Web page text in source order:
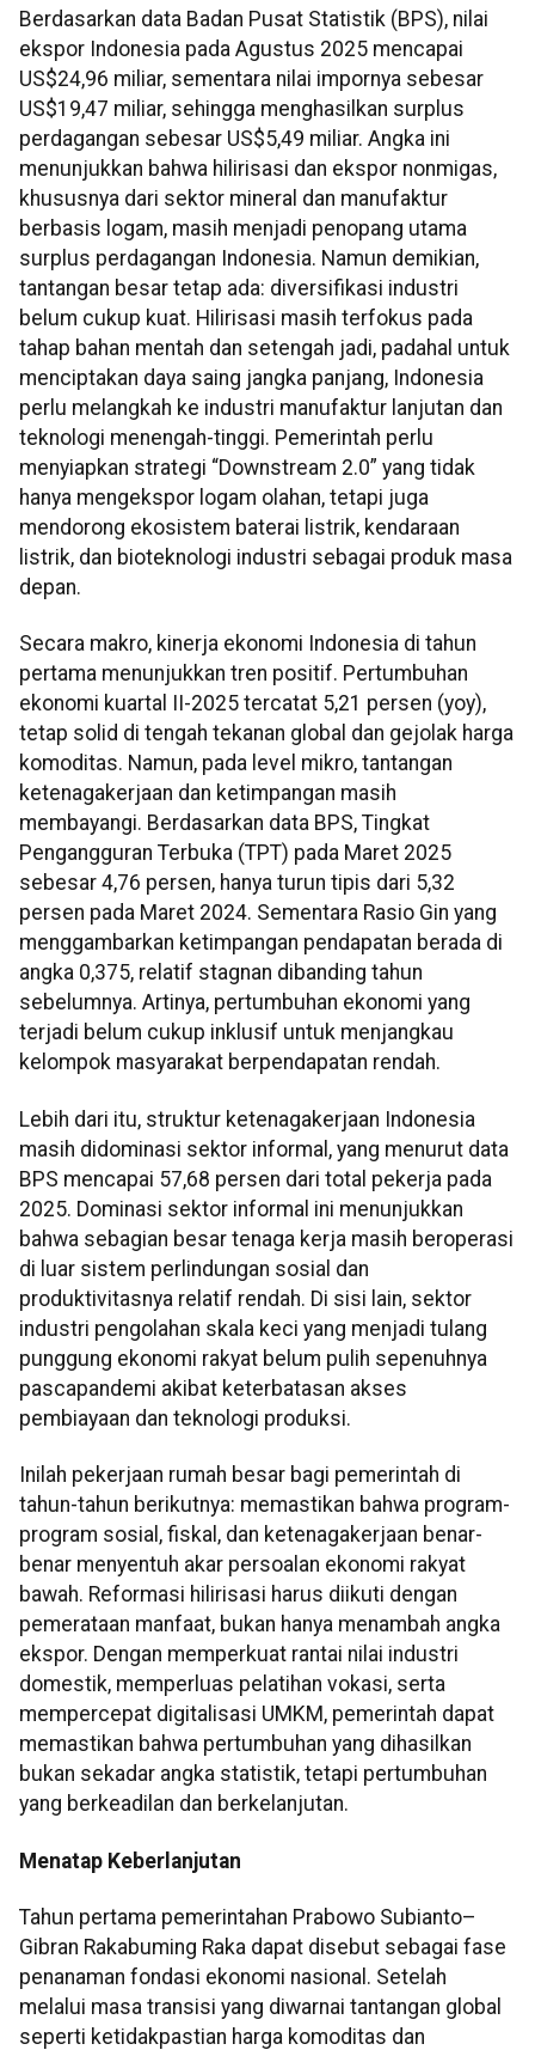
Berdasarkan data Badan Pusat Statistik (BPS), nilai
ekspor Indonesia pada Agustus 2025 mencapai
US$24,96 miliar, sementara nilai impornya sebesar
US$19,47 miliar, sehingga menghasilkan surplus
perdagangan sebesar US$5,49 miliar. Angka ini
menunjukkan bahwa hilirisasi dan ekspor nonmigas,
khususnya dari sektor mineral dan manufaktur
berbasis logam, masih menjadi penopang utama
surplus perdagangan Indonesia. Namun demikian,
tantangan besar tetap ada: diversifikasi industri
belum cukup kuat. Hilirisasi masih terfokus pada
tahap bahan mentah dan setengah jadi, padahal untuk
menciptakan daya saing jangka panjang, Indonesia
perlu melangkah ke industri manufaktur lanjutan dan
teknologi menengah-tinggi. Pemerintah perlu
menyiapkan strategi “Downstream 2.0” yang tidak
hanya mengekspor logam olahan, tetapi juga
mendorong ekosistem baterai listrik, kendaraan
listrik, dan bioteknologi industri sebagai produk masa
depan.
Secara makro, kinerja ekonomi Indonesia di tahun
pertama menunjukkan tren positif. Pertumbuhan
ekonomi kuartal II-2025 tercatat 5,21 persen (yoy),
tetap solid di tengah tekanan global dan gejolak harga
komoditas. Namun, pada level mikro, tantangan
ketenagakerjaan dan ketimpangan masih
membayangi. Berdasarkan data BPS, Tingkat
Pengangguran Terbuka (TPT) pada Maret 2025
sebesar 4,76 persen, hanya turun tipis dari 5,32
persen pada Maret 2024. Sementara Rasio Gin yang
menggambarkan ketimpangan pendapatan berada di
angka 0,375, relatif stagnan dibanding tahun
sebelumnya. Artinya, pertumbuhan ekonomi yang
terjadi belum cukup inklusif untuk menjangkau
kelompok masyarakat berpendapatan rendah.
Lebih dari itu, struktur ketenagakerjaan Indonesia
masih didominasi sektor informal, yang menurut data
BPS mencapai 57,68 persen dari total pekerja pada
2025. Dominasi sektor informal ini menunjukkan
bahwa sebagian besar tenaga kerja masih beroperasi
di luar sistem perlindungan sosial dan
produktivitasnya relatif rendah. Di sisi lain, sektor
industri pengolahan skala keci yang menjadi tulang
punggung ekonomi rakyat belum pulih sepenuhnya
pascapandemi akibat keterbatasan akses
pembiayaan dan teknologi produksi.
Inilah pekerjaan rumah besar bagi pemerintah di
tahun-tahun berikutnya: memastikan bahwa program-
program sosial, fiskal, dan ketenagakerjaan benar-
benar menyentuh akar persoalan ekonomi rakyat
bawah. Reformasi hilirisasi harus diikuti dengan
pemerataan manfaat, bukan hanya menambah angka
ekspor. Dengan memperkuat rantai nilai industri
domestik, memperluas pelatihan vokasi, serta
mempercepat digitalisasi UMKM, pemerintah dapat
memastikan bahwa pertumbuhan yang dihasilkan
bukan sekadar angka statistik, tetapi pertumbuhan
yang berkeadilan dan berkelanjutan.
Menatap Keberlanjutan
Tahun pertama pemerintahan Prabowo Subianto–
Gibran Rakabuming Raka dapat disebut sebagai fase
penanaman fondasi ekonomi nasional. Setelah
melalui masa transisi yang diwarnai tantangan global
seperti ketidakpastian harga komoditas dan